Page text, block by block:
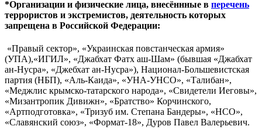
*Организации и физические лица, внесённные в перечень
террористов и экстремистов, деятельность которых
запрещена в Российской Федерации:
«Правый сектор», «Украинская повстанческая армия»
(УПА),«ИГИЛ», «Джабхат Фатх аш-Шам» (бывшая «Джабхат
ан-Нусра», «Джебхат ан-Нусра»), Национал-Большевистская
партия (НБП), «Аль-Каида», «УНА-УНСО», «Талибан»,
«Меджлис крымско-татарского народа», «Свидетели Иеговы»,
«Мизантропик Дивижн», «Братство» Корчинского,
«Артподготовка», «Тризуб им. Степана Бандеры», «НСО»,
«Славянский союз», «Формат-18», Дуров Павел Валерьевич.